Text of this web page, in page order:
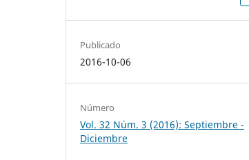
Publicado
2016-10-06
Número
Vol. 32 Núm. 3 (2016): Septiembre -
Diciembre